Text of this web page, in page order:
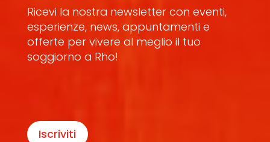
Ricevi la nostra newsletter con eventi,
esperienze, news, appuntamenti e
offerte per vivere al meglio il tuo
soggiorno a Rho!
Iscriviti